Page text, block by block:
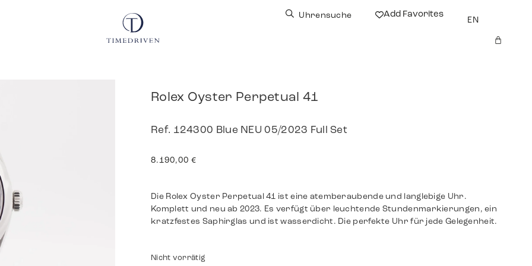
Uhrensuche Add Favorites
EN
Rolex Oyster Perpetual 41
Ref. 124300 Blue NEU 05/2023 Full Set
8.190,00 €
Die Rolex Oyster Perpetual 41 ist eine atemberaubende und langlebige Uhr.
Komplett und neu ab 2023. Es verfügt über leuchtende Stundenmarkierungen, ein
kratzfestes Saphirglas und ist wasserdicht. Die perfekte Uhr für jede Gelegenheit.
Nicht vorrätig